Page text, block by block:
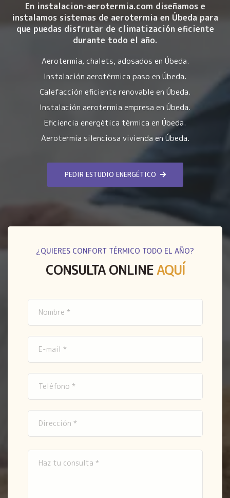
En instalacion-aerotermia.com diseñamos e
instalamos sistemas de aerotermia en Úbeda para
que puedas disfrutar de climatización eficiente
durante todo el año.
Aerotermia, chalets, adosados en Úbeda.
Instalación aerotérmica paso en Úbeda.
Calefacción eficiente renovable en Úbeda.
Instalación aerotermia empresa en Úbeda.
Eficiencia energética térmica en Úbeda.
Aerotermia silenciosa vivienda en Úbeda.
PEDIR ESTUDIO ENERGÉTICO
¿QUIERES CONFORT TÉRMICO TODO EL AÑO?
CONSULTA ONLINEAQUÍ